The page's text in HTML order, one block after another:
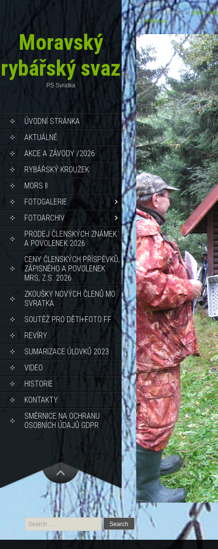
Moravský
rybářský svaz
PS Svratka
ÚVODNÍ STRÁNKA
AKTUÁLNĚ
AKCE A ZÁVODY /2026
RYBÁŘSKÝ KROUŽEK
MORS II
FOTOGALERIE
FOTOARCHIV
PRODEJ ČLENSKÝCH ZNÁMEK
A POVOLENEK 2026
CENY ČLENSKÝCH PŘÍSPĚVKŮ,
ZÁPISNÉHO A POVOLENEK
MRS, Z.S. 2026
ZKOUŠKY NOVÝCH ČLENŮ MO
SVRATKA
SOUTĚŽ PRO DĚTI+FOTO FF
REVÍRY
SUMARIZACE ÚLOVKŮ 2023
VIDEO
HISTORIE
KONTAKTY
SMĚRNICE NA OCHRANU
OSOBNÍCH ÚDAJŮ GDPR
IMG_5393
Published7.10.2017at2592 ×
←Previous
Search for: